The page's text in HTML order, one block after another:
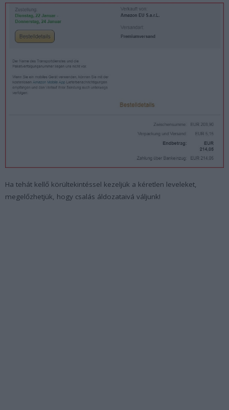
Ha tehát kellő körültekintéssel kezeljük a kéretlen leveleket,
megelőzhetjük, hogy csalás áldozataivá váljunk!